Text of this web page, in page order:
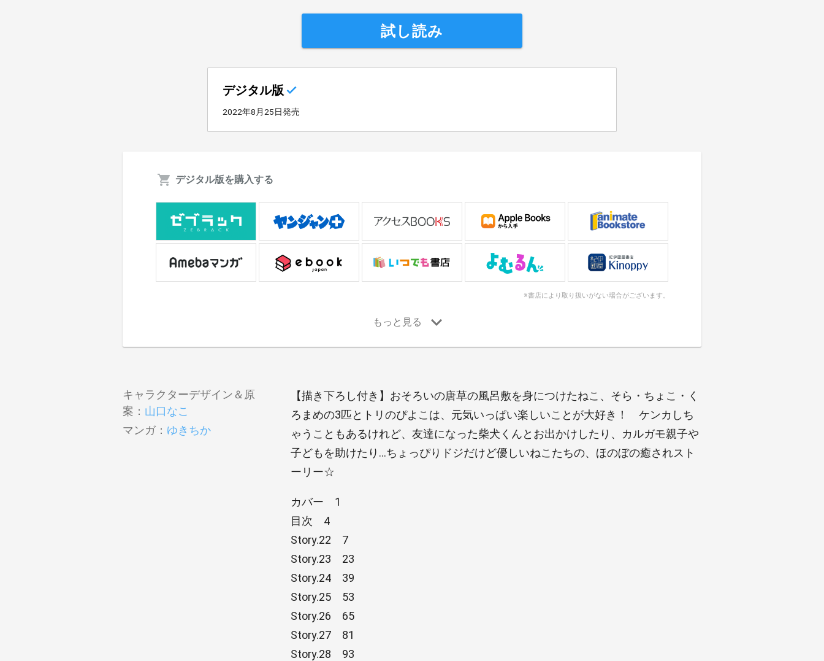
試し読み
デジタル版
2022年8月25日発売
デジタル版を購入する
※書店により取り扱いがない場合がございます。
キャラクターデザイン＆原
案： 山口なこ
マンガ： ゆきちか
【描き下ろし付き】おそろいの唐草の風呂敷を身につけたねこ、そら・ちょこ・く
ろまめの3匹とトリのぴよこは、元気いっぱい楽しいことが大好き！ ケンカしち
ゃうこともあるけれど、友達になった柴犬くんとお出かけしたり、カルガモ親子や
子どもを助けたり…ちょっぴりドジだけど優しいねこたちの、ほのぼの癒されスト
ーリー☆
カバー 1
目次 4
Story.22 7
Story.23 23
Story.24 39
Story.25 53
Story.26 65
Story.27 81
Story.28 93